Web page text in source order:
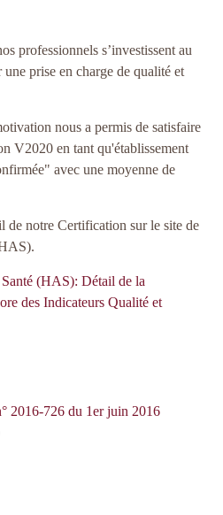
professionnels s’investissent au
prise en charge de qualité et
nous a permis de satisfaire
V2020 en tant qu'établissement
avec une moyenne de
de notre Certification sur le site de
(HAS): Détail de la
des Indicateurs Qualité et
2016-726 du 1er juin 2016